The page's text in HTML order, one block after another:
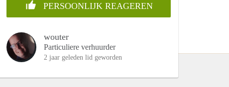
PERSOONLIJK REAGEREN
wouter
Particuliere verhuurder
2 jaar geleden lid geworden